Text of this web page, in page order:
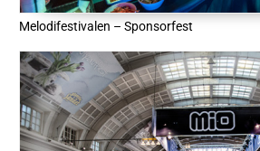
Melodifestivalen – Sponsorfest